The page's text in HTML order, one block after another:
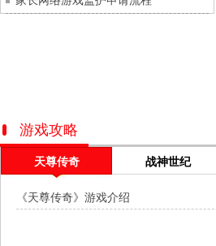
天空的魔幻城
斩魔问道
每日新服
今日 10:00点
灵魂契约
每日新服
今日 10:00点
山海经异兽录 每日新服
游戏攻略
天尊传奇 战神世纪
《天尊传奇》游戏介绍